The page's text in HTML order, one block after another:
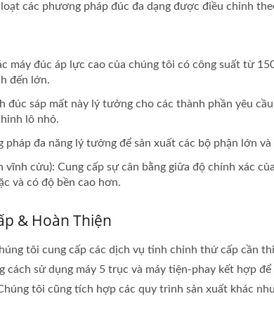
các phương pháp đúc đa dạng được điều chỉnh
máy đúc áp lực cao của chúng tôi có công suất từ
đến lớn.
sáp mất này lý tưởng cho các thành phần yêu
lô nhỏ.
đa năng lý tưởng để sản xuất các bộ phận lớn và
cửu): Cung cấp sự cân bằng giữa độ chính xác
và có độ bền cao hơn.
& Hoàn Thiện
tôi cung cấp các dịch vụ tinh chỉnh thứ cấp cần
cách sử dụng máy 5 trục và máy tiện-phay kết hợp
tôi cũng tích hợp các quy trình sản xuất khác
Di Động Túi Làm Theo Yêu Cầu